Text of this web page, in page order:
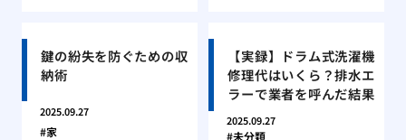
鍵の紛失を防ぐための収
納術
2025.09.27
家
【実録】ドラム式洗濯機
修理代はいくら？排水エ
ラーで業者を呼んだ結果
2025.09.27
未分類